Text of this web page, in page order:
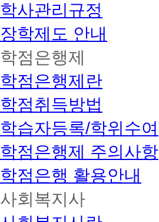
됩
니
다.
보
훈/
새
터
민
학
경
우
추
가
서
류
생
학사관리규정
장학제도 안내
학점은행제
학점은행제란
학점취득방법
학습자등록/학위수여
학점은행제 주의사항
학점은행 활용안내
사회복지사